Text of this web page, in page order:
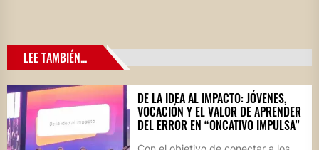
LEE TAMBIÉN...
DE LA IDEA AL IMPACTO: JÓVENES,
VOCACIÓN Y EL VALOR DE APRENDER
DEL ERROR EN “ONCATIVO IMPULSA”